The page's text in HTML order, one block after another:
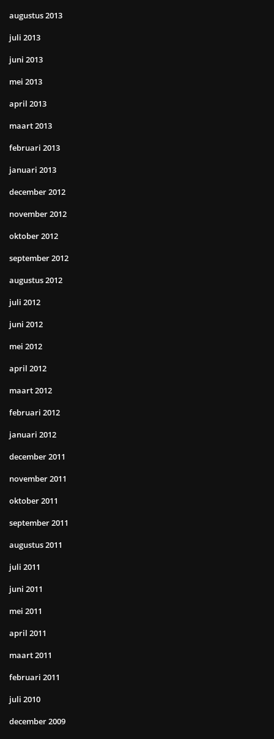
augustus 2013
juli 2013
juni 2013
mei 2013
april 2013
maart 2013
februari 2013
januari 2013
december 2012
november 2012
oktober 2012
september 2012
augustus 2012
juli 2012
juni 2012
mei 2012
april 2012
maart 2012
februari 2012
januari 2012
december 2011
november 2011
oktober 2011
september 2011
augustus 2011
juli 2011
juni 2011
mei 2011
april 2011
maart 2011
februari 2011
juli 2010
december 2009